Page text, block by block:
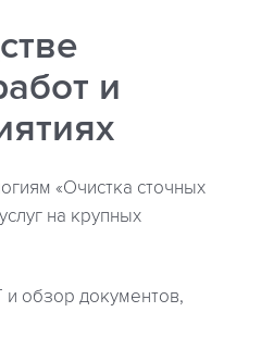
и
«Очистка сточных
на крупных
обзор документов,